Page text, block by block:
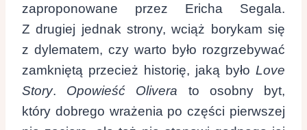
zaproponowane przez Ericha Segala.
Z drugiej jednak strony, wciąż borykam się
z dylematem, czy warto było rozgrzebywać
zamkniętą przecież historię, jaką było Love
Story. Opowieść Olivera to osobny byt,
który dobrego wrażenia po części pierwszej